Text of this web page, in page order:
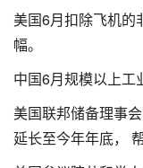
美国6月扣除飞机的
幅。
中国6月规模以上工
美国联邦储备理事
延长至今年年底，